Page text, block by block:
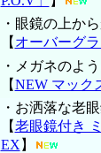
・眼鏡の上か
【 オーバーグ
・メガネのよ
【NEW マック
・お洒落な老
【老眼鏡付き
EX 】